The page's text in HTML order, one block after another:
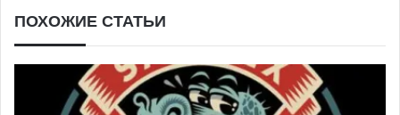
ПОХОЖИЕ СТАТЬИ